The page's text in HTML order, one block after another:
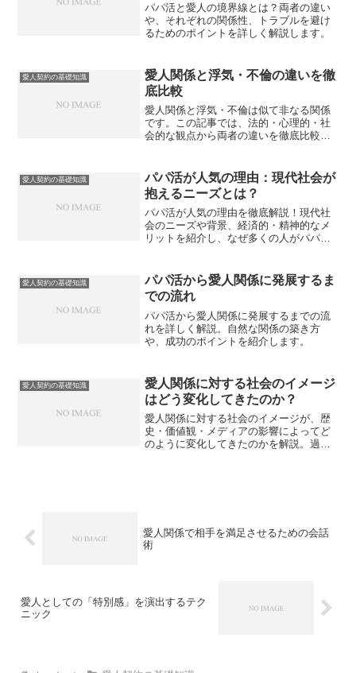
パパ活と愛人の境界線とは？両者の違い
や、それぞれの関係性、トラブルを避け
るためのポイントを詳しく解説します。
愛人契約の基礎知識
愛人関係と浮気・不倫の違いを徹
底比較
愛人関係と浮気・不倫は似て非なる関係
です。この記事では、法的・心理的・社
会的な観点から両者の違いを徹底比較
て詳しく解説します。
愛人契約の基礎知識
パパ活が人気の理由：現代社会が
抱えるニーズとは？
パパ活が人気の理由を徹底解説！現代社
会のニーズや背景、経済的・精神的なメ
リットを紹介し、なぜ多くの人がパパ活
愛人契約の基礎知識
パパ活から愛人関係に発展するま
での流れ
パパ活から愛人関係に発展するまでの流
れを詳しく解説。自然な関係の築き方
や、成功のポイントを紹介します。
愛人契約の基礎知識
愛人関係に対する社会のイメージ
はどう変化してきたのか？
愛人関係に対する社会のイメージが、歴
史・価値観・メディアの影響によってど
のように変化してきたのかを解説。過去
愛人関係で相手を満足させるための会話
術
愛人としての「特別感」を演出するテク
ニック